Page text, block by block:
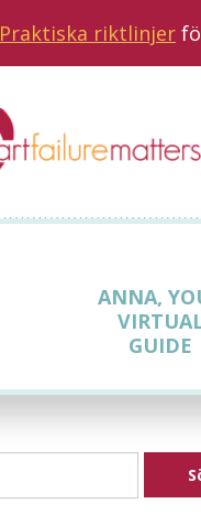
Praktiska riktlinjer
ANNA,
GUIDE